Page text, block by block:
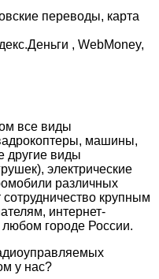
переводы, карта
, WebMoney,
все виды
машины,
другие виды
электрические
различных
крупным
интернет-
городе России.
у нас?